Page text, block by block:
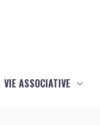
VIE ASSOCIATIVE